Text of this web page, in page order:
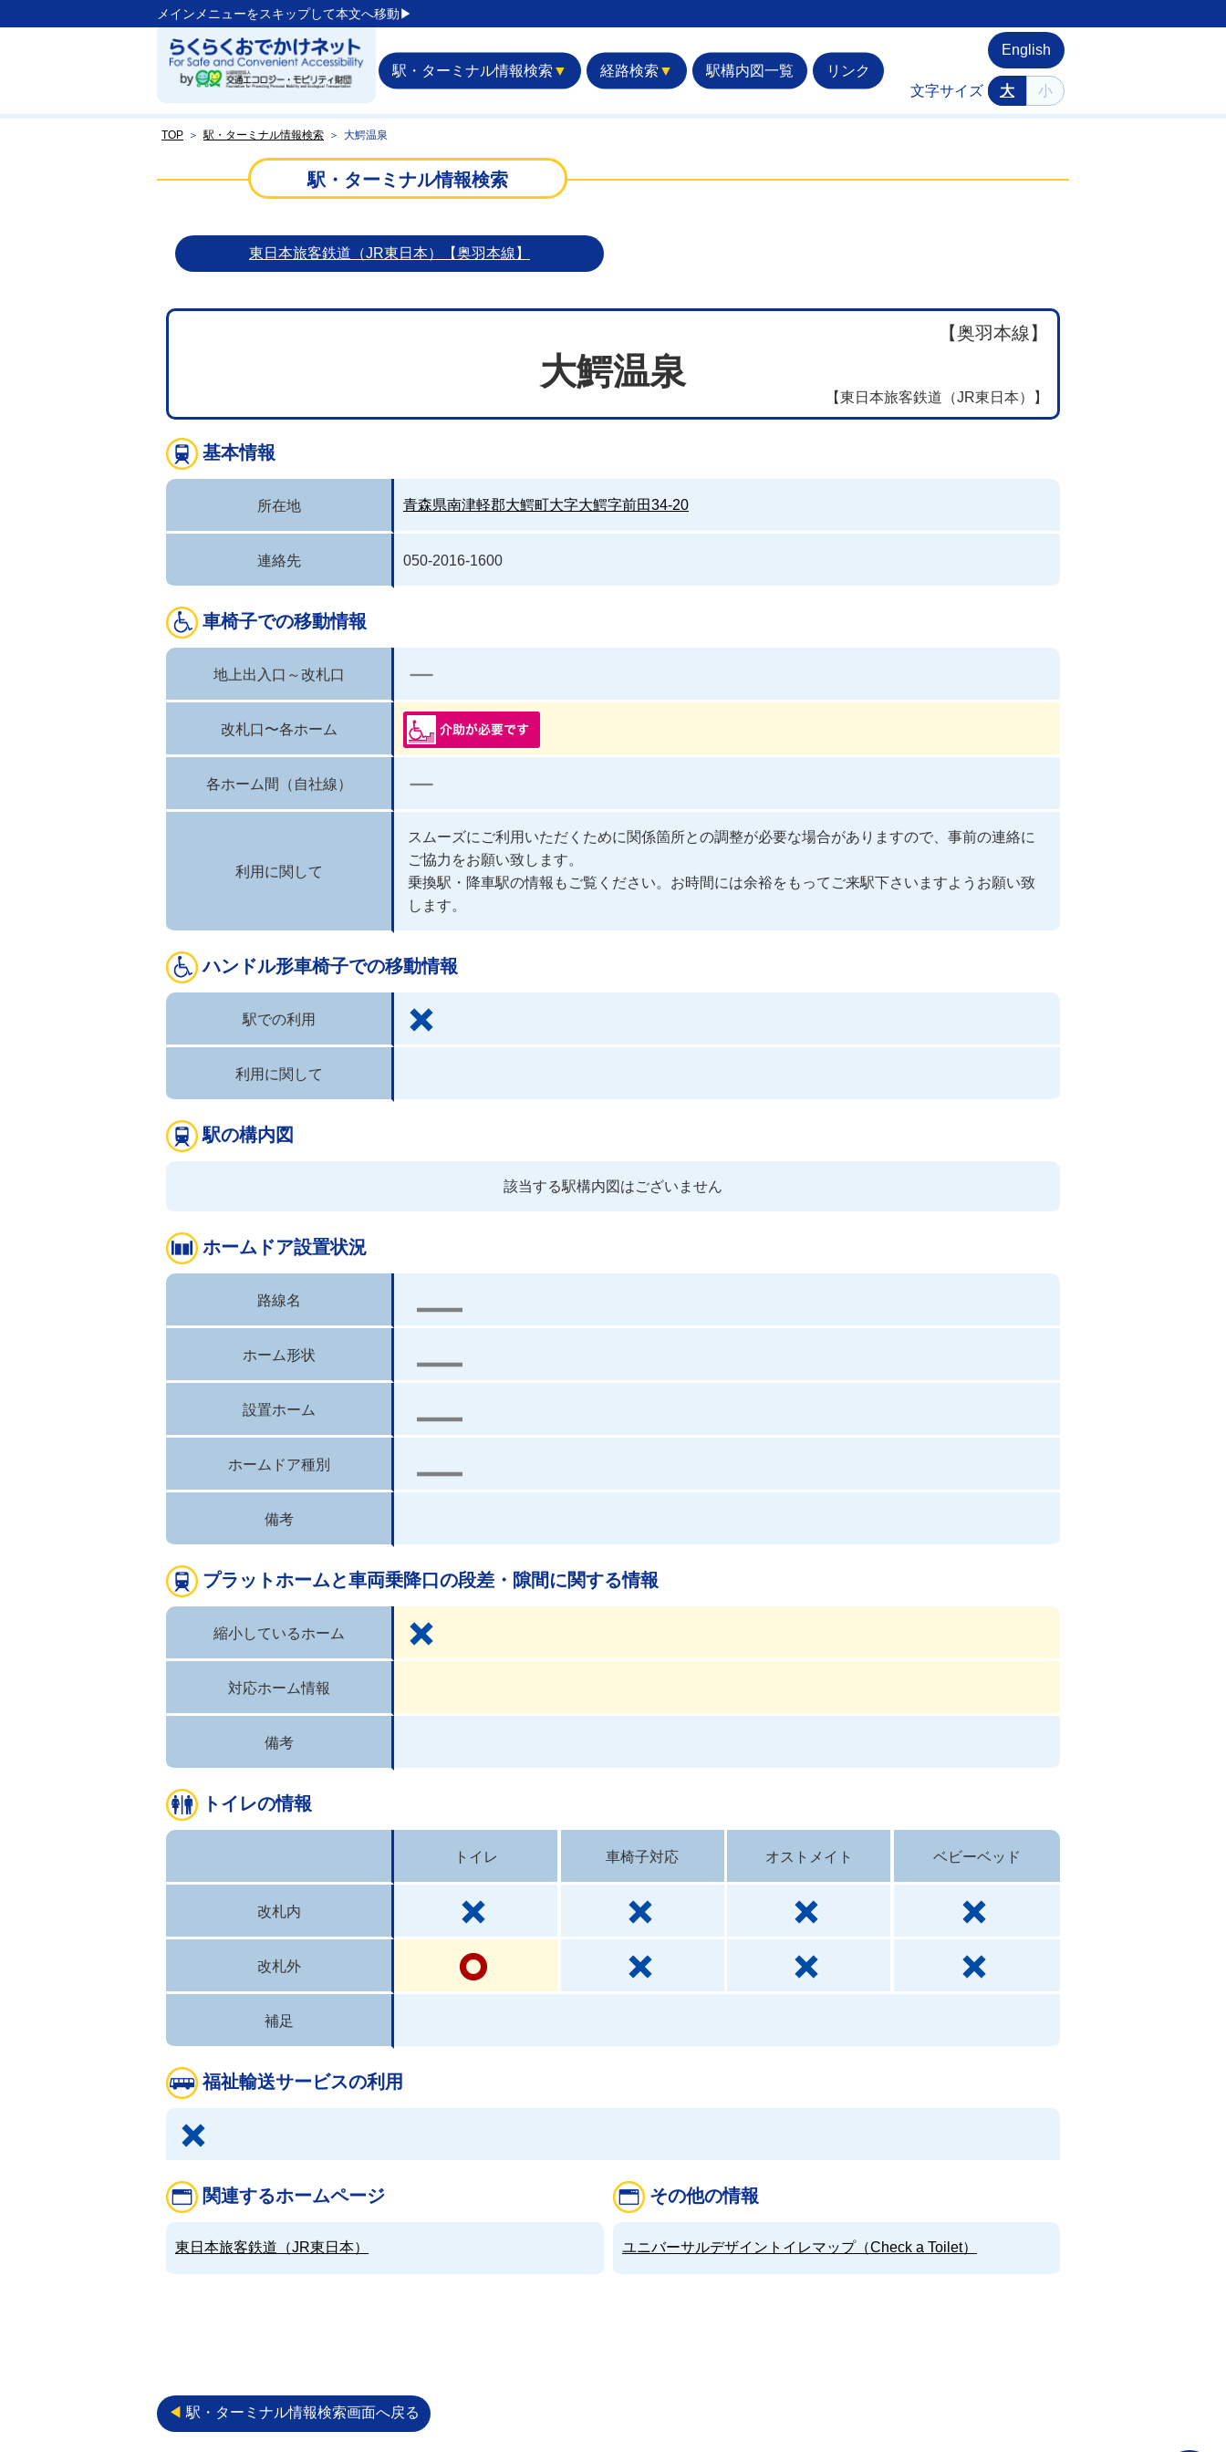
メインメニューをスキップして本文へ移動▶︎
駅・ターミナル情報検索 ▼ 経路検索 ▼ 駅構内図一覧 リンク
English
文字サイズ 大 小
TOP ＞ 駅・ターミナル情報検索 ＞ 大鰐温泉
駅・ターミナル情報検索
東日本旅客鉄道（JR東日本）【奥羽本線】
【奥羽本線】
大鰐温泉
【東日本旅客鉄道（JR東日本）】
基本情報
所在地 青森県南津軽郡大鰐町大字大鰐字前田34-20
連絡先 050-2016-1600
車椅子での移動情報
地上出入口～改札口
改札口〜各ホーム
各ホーム間（自社線）
利用に関して
スムーズにご利用いただくために関係箇所との調整が必要な場合がありますので、事前の連絡に
ご協力をお願い致します。
乗換駅・降車駅の情報もご覧ください。お時間には余裕をもってご来駅下さいますようお願い致
します。
ハンドル形車椅子での移動情報
駅での利用
利用に関して
駅の構内図
該当する駅構内図はございません
ホームドア設置状況
路線名
ホーム形状
設置ホーム
ホームドア種別
備考
プラットホームと車両乗降口の段差・隙間に関する情報
縮小しているホーム
対応ホーム情報
備考
トイレの情報
改札内
改札外
トイレ 車椅子対応 オストメイト ベビーベッド
補足
福祉輸送サービスの利用
関連するホームページ
東日本旅客鉄道（JR東日本）
その他の情報
ユニバーサルデザイントイレマップ（Check a Toilet）
◀︎ 駅・ターミナル情報検索画面へ戻る